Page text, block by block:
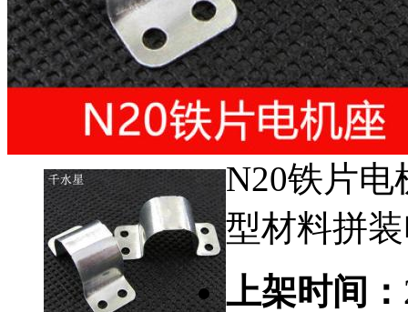
N20铁片
型材料拼
上架时间：